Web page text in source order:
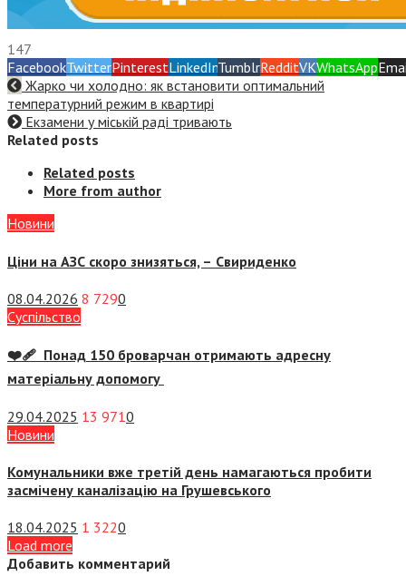
147
FacebookTwitterPinterestLinkedInTumblrRedditVKWhatsApp
Жарко чи холодно: як встановити оптимальний
температурний режим в квартирі
Екзамени у міській раді тривають
Related posts
Related posts
More from author
Новини
Ціни на АЗС скоро знизяться, – Свириденко
08.04.2026 8 7290
Суспiльство
❤️‍🩹 Понад 150 броварчан отримають адресну
матеріальну допомогу
29.04.2025 13 9710
Новини
Комунальники вже третій день намагаються пробити
засмічену каналізацію на Грушевського
18.04.2025 1 3220
Load more
Добавить комментарий